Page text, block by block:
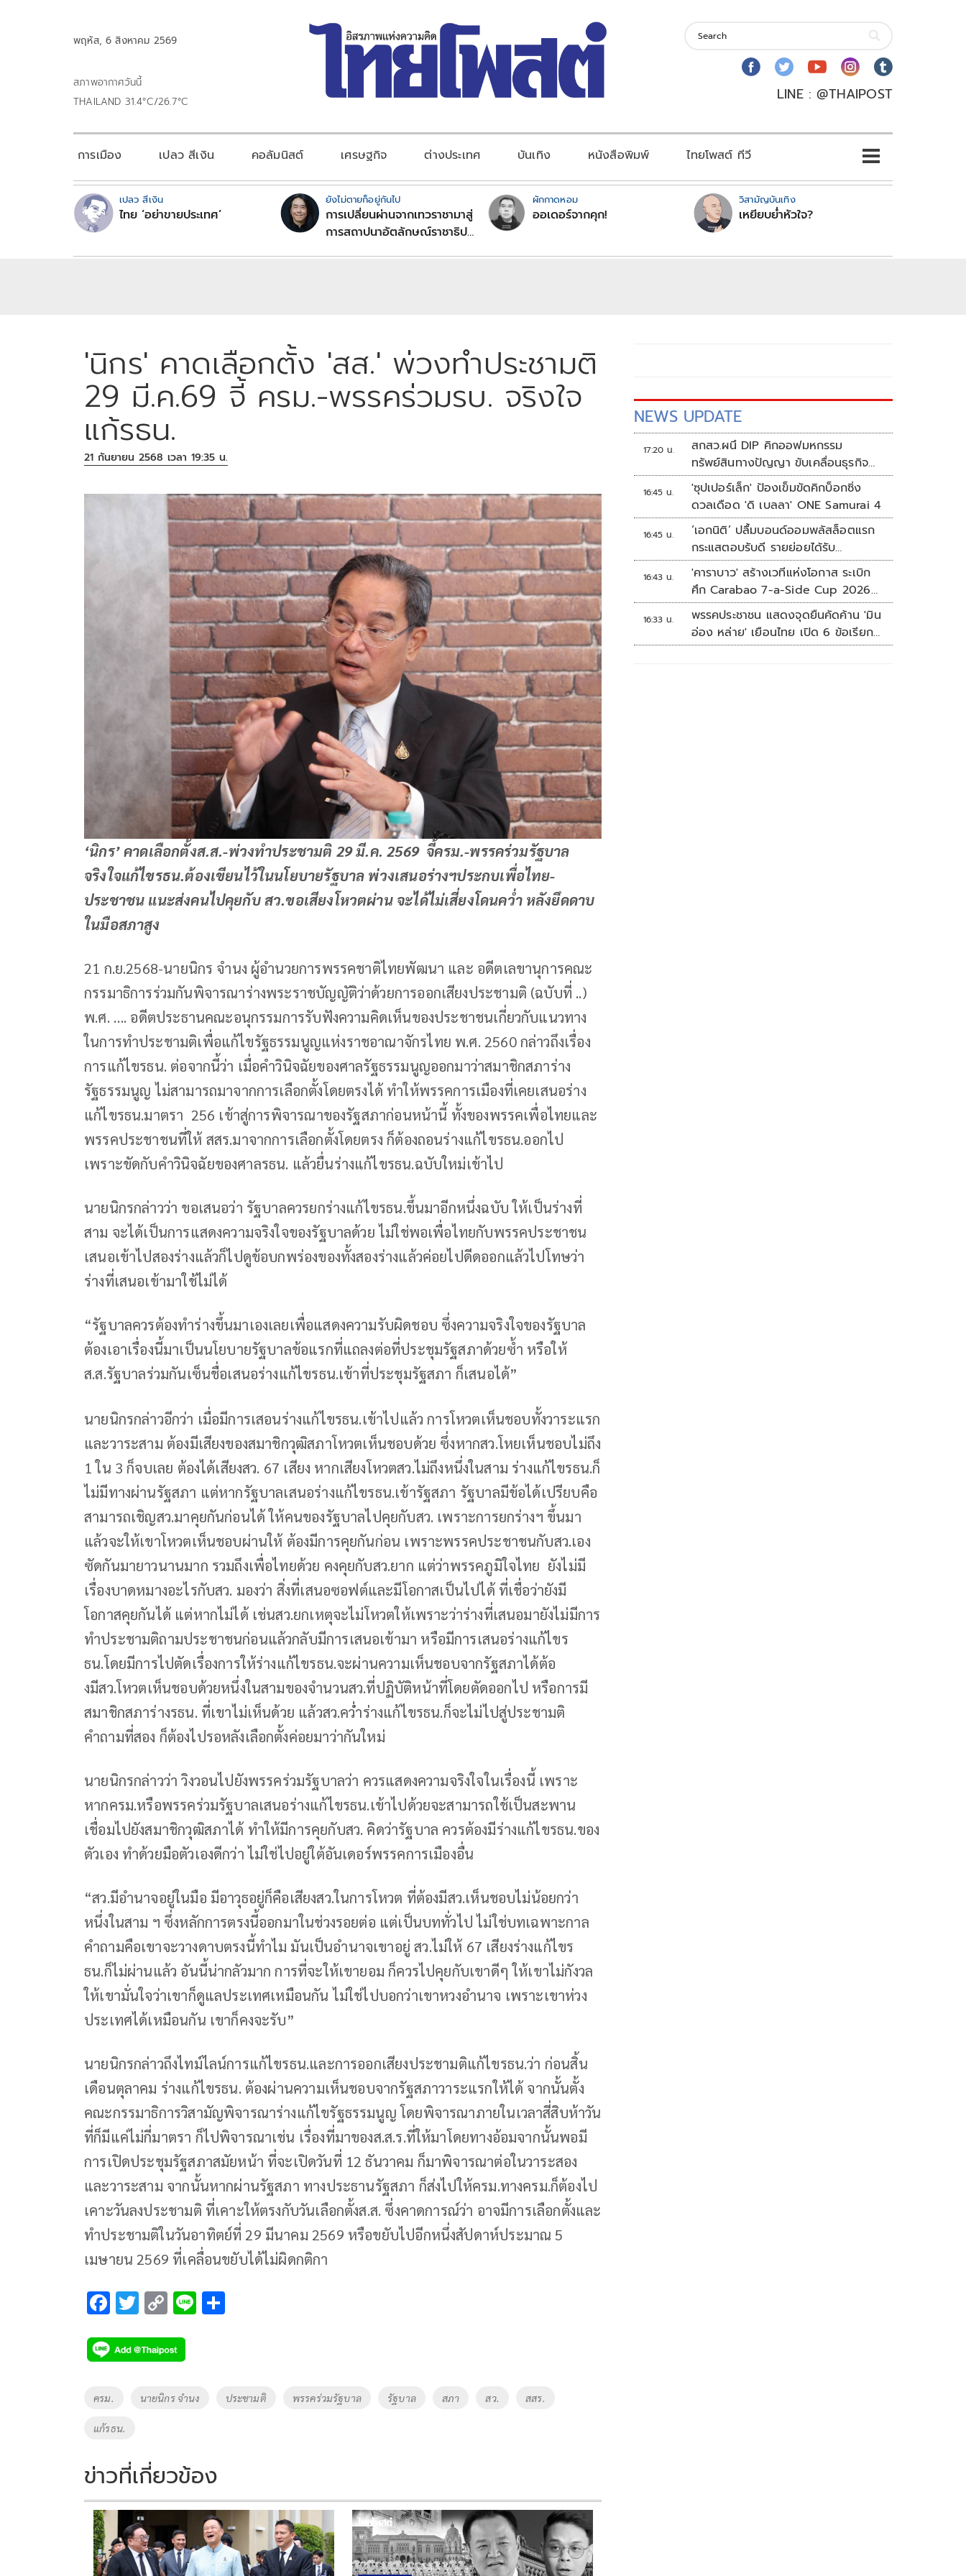
พฤหัส, 6 สิงหาคม 2569
สภาพอากาศวันนี้
THAILAND 31.4°C/26.7°C
LINE : @THAIPOST
การเมือง เปลว สีเงิน คอลัมนิสต์ เศรษฐกิจ ต่างประเทศ บันเทิง หนังสือพิมพ์ ไทยโพสต์ ทีวี
เปลว สีเงิน
ไทย ‘อย่าขายประเทศ’
ยังไม่ตายก็อยู่กันไป
การเปลี่ยนผ่านจากเทวราชามาสู่
การสถาปนาอัตลักษณ์ราชาธิป
ผักกาดหอม
ออเดอร์จากคุก!
วิสามัญบันเทิง
เหยียบย่ำหัวใจ?
'นิกร' คาดเลือกตั้ง 'สส.' พ่วงทำประชามติ
29 มี.ค.69 จี้ ครม.-พรรคร่วมรบ. จริงใจ
แก้รธน.
21 กันยายน 2568 เวลา 19:35 น.
‘นิกร’ คาดเลือกตั้งส.ส.-พ่วงทำประชามติ 29 มี.ค. 2569 จี้ครม.-พรรคร่วมรัฐบาล
จริงใจแก้ไขรธน.ต้องเขียนไว้ในนโยบายรัฐบาล พ่วงเสนอร่างฯประกบเพื่อไทย-
ประชาชน แนะส่งคนไปคุยกับ สว.ขอเสียงโหวตผ่าน จะได้ไม่เสี่ยงโดนคว่ำ หลังยึดดาบ
ในมือสภาสูง
21 ก.ย.2568-นายนิกร จำนง ผู้อำนวยการพรรคชาติไทยพัฒนา และ อดีตเลขานุการคณะ
กรรมาธิการร่วมกันพิจารณาร่างพระราชบัญญัติว่าด้วยการออกเสียงประชามติ (ฉบับที่ ..)
พ.ศ. …. อดีตประธานคณะอนุกรรมการรับฟังความคิดเห็นของประชาชนเกี่ยวกับแนวทาง
ในการทำประชามติเพื่อแก้ไขรัฐธรรมนูญแห่งราชอาณาจักรไทย พ.ศ. 2560 กล่าวถึงเรื่อง
การแก้ไขรธน. ต่อจากนี้ว่า เมื่อคำวินิจฉัยของศาลรัฐธรรมนูญออกมาว่าสมาชิกสภาร่าง
รัฐธรรมนูญ ไม่สามารถมาจากการเลือกตั้งโดยตรงได้ ทำให้พรรคการเมืองที่เคยเสนอร่าง
แก้ไขรธน.มาตรา 256 เข้าสู่การพิจารณาของรัฐสภาก่อนหน้านี้ ทั้งของพรรคเพื่อไทยและ
พรรคประชาชนที่ให้ สสร.มาจากการเลือกตั้งโดยตรง ก็ต้องถอนร่างแก้ไขรธน.ออกไป
เพราะขัดกับคำวินิจฉัยของศาลรธน. แล้วยื่นร่างแก้ไขรธน.ฉบับใหม่เข้าไป
นายนิกรกล่าวว่า ขอเสนอว่า รัฐบาลควรยกร่างแก้ไขรธน.ขึ้นมาอีกหนึ่งฉบับ ให้เป็นร่างที่
สาม จะได้เป็นการแสดงความจริงใจของรัฐบาลด้วย ไม่ใช่พอเพื่อไทยกับพรรคประชาชน
เสนอเข้าไปสองร่างแล้วก็ไปดูข้อบกพร่องของทั้งสองร่างแล้วค่อยไปดีดออกแล้วไปโทษว่า
ร่างที่เสนอเข้ามาใช้ไม่ได้
“รัฐบาลควรต้องทำร่างขึ้นมาเองเลยเพื่อแสดงความรับผิดชอบ ซึ่งความจริงใจของรัฐบาล
ต้องเอาเรื่องนี้มาเป็นนโยบายรัฐบาลข้อแรกที่แถลงต่อที่ประชุมรัฐสภาด้วยซ้ำ หรือให้
ส.ส.รัฐบาลร่วมกันเซ็นชื่อเสนอร่างแก้ไขรธน.เข้าที่ประชุมรัฐสภา ก็เสนอได้”
นายนิกรกล่าวอีกว่า เมื่อมีการเสอนร่างแก้ไขรธน.เข้าไปแล้ว การโหวตเห็นชอบทั้งวาระแรก
และวาระสาม ต้องมีเสียงของสมาชิกวุฒิสภาโหวตเห็นชอบด้วย ซึ่งหากสว.โหยเห็นชอบไม่ถึง
1 ใน 3 ก็จบเลย ต้องได้เสียงสว. 67 เสียง หากเสียงโหวตสว.ไม่ถึงหนึ่งในสาม ร่างแก้ไขรธน.ก็
ไม่มีทางผ่านรัฐสภา แต่หากรัฐบาลเสนอร่างแก้ไขรธน.เข้ารัฐสภา รัฐบาลมีข้อได้เปรียบคือ
สามารถเชิญสว.มาคุยกันก่อนได้ ให้คนของรัฐบาลไปคุยกับสว. เพราะการยกร่างฯ ขึ้นมา
แล้วจะให้เขาโหวตเห็นชอบผ่านให้ ต้องมีการคุยกันก่อน เพราะพรรคประชาชนกับสว.เอง
ซัดกันมายาวนานมาก รวมถึงเพื่อไทยด้วย คงคุยกับสว.ยาก แต่ว่าพรรคภูมิใจไทย ยังไม่มี
เรื่องบาดหมางอะไรกับสว. มองว่า สิ่งที่เสนอซอฟต์และมีโอกาสเป็นไปได้ ที่เชื่อว่ายังมี
โอกาสคุยกันได้ แต่หากไม่ได้ เช่นสว.ยกเหตุจะไม่โหวตให้เพราะว่าร่างที่เสนอมายังไม่มีการ
ทำประชามติถามประชาชนก่อนแล้วกลับมีการเสนอเข้ามา หรือมีการเสนอร่างแก้ไขร
ธน.โดยมีการไปตัดเรื่องการให้ร่างแก้ไขรธน.จะผ่านความเห็นชอบจากรัฐสภาได้ต้อ
งมีสว.โหวตเห็นชอบด้วยหนึ่งในสามของจำนวนสว.ที่ปฏิบัติหน้าที่โดยตัดออกไป หรือการมี
สมาชิกสภาร่างรธน. ที่เขาไม่เห็นด้วย แล้วสว.คว่่ำร่างแก้ไขรธน.ก็จะไม่ไปสู่ประชามติ
คำถามที่สอง ก็ต้องไปรอหลังเลือกตั้งค่อยมาว่ากันใหม่
นายนิกรกล่าวว่า วิงวอนไปยังพรรคร่วมรัฐบาลว่า ควรแสดงความจริงใจในเรื่องนี้ เพราะ
หากครม.หรือพรรคร่วมรัฐบาลเสนอร่างแก้ไขรธน.เข้าไปด้วยจะสามารถใช้เป็นสะพาน
เชื่อมไปยังสมาชิกวุฒิสภาได้ ทำให้มีการคุยกับสว. คิดว่ารัฐบาล ควรต้องมีร่างแก้ไขรธน.ของ
ตัวเอง ทำด้วยมือตัวเองดีกว่า ไม่ใช่ไปอยู่ใต้อันเดอร์พรรคการเมืองอื่น
“สว.มีอำนาจอยู่ในมือ มีอาวุธอยู่ก็คือเสียงสว.ในการโหวต ที่ต้องมีสว.เห็นชอบไม่น้อยกว่า
หนึ่งในสาม ฯ ซึ่งหลักการตรงนี้ออกมาในช่วงรอยต่อ แต่เป็นบททั่วไป ไม่ใช่บทเฉพาะกาล
คำถามคือเขาจะวางดาบตรงนี้ทำไม มันเป็นอำนาจเขาอยู่ สว.ไม่ให้ 67 เสียงร่างแก้ไขร
ธน.ก็ไม่ผ่านแล้ว อันนี้น่ากลัวมาก การที่จะให้เขายอม ก็ควรไปคุยกับเขาดีๆ ให้เขาไม่กังวล
ให้เขามั่นใจว่าเขาก็ดูแลประเทศเหมือนกัน ไม่ใช่ไปบอกว่าเขาหวงอำนาจ เพราะเขาห่วง
ประเทศได้เหมือนกัน เขาก็คงจะรับ”
นายนิกรกล่าวถึงไทม์ไลน์การแก้ไขรธน.และการออกเสียงประชามติแก้ไขรธน.ว่า ก่อนสิ้น
เดือนตุลาคม ร่างแก้ไขรธน. ต้องผ่านความเห็นชอบจากรัฐสภาวาระแรกให้ได้ จากนั้นตั้ง
คณะกรรมาธิการวิสามัญพิจารณาร่างแก้ไขรัฐธรรมนูญ โดยพิจารณาภายในเวลาสี่สิบห้าวัน
ที่ก็มีแค่ไม่กี่มาตรา ก็ไปพิจารณาเช่น เรื่องที่มาของส.ส.ร.ที่ให้มาโดยทางอ้อมจากนั้นพอมี
การเปิดประชุมรัฐสภาสมัยหน้า ที่จะเปิดวันที่ 12 ธันวาคม ก็มาพิจารณาต่อในวาระสอง
และวาระสาม จากนั้นหากผ่านรัฐสภา ทางประธานรัฐสภา ก็ส่งไปให้ครม.ทางครม.ก็ต้องไป
เคาะวันลงประชามติ ที่เคาะให้ตรงกับวันเลือกตั้งส.ส. ซึ่งคาดการณ์ว่า อาจมีการเลือกตั้งและ
ทำประชามติในวันอาทิตย์ที่ 29 มีนาคม 2569 หรือขยับไปอีกหนึ่งสัปดาห์ประมาณ 5
เมษายน 2569 ที่เคลื่อนขยับได้ไม่ผิดกติกา
F
e
b
o
k
T
tt
er
C
p
y
Li
Li
Tags
ครม. นายนิกร จำนง ประชามติ พรรคร่วมรัฐบาล รัฐบาล สภา สว. สสร.
แก้รธน.
ข่าวที่เกี่ยวข้อง
NEWS UPDATE
17:20 น.
สกสว.ผนึ DIP คิกออฟมหกรรม
ทรัพย์สินทางปัญญา ขับเคลื่อนธุรกิจ
ไทยสู่อนาคต
16:45 น.
'ซุปเปอร์เล็ก' ป้องเข็มขัดคิกบ็อกซิ่ง
ดวลเดือด 'ดิ เบลลา' ONE Samurai 4
16:45 น.
‘เอกนิติ’ ปลื้มบอนด์ออมพลัสล็อตแรก
กระแสตอบรับดี รายย่อยได้รับ
จัดสรร2.2หมื่นคน เปิดจองรอบใหม่
ก.ย.นี้
16:43 น.
'คาราบาว' สร้างเวทีแห่งโอกาส ระเบิก
ศึก Carabao 7-a-Side Cup 2026
หาแชมป์ดูบอลที่เวมบลีย์
16:33 น.
พรรคประชาชน แสดงจุดยืนคัดค้าน 'มิน
อ่อง หล่าย' เยือนไทย เปิด 6 ข้อเรียก
ร้องรัฐสภา-รัฐบาล